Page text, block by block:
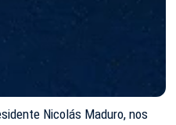
Nicolás Maduro, nos